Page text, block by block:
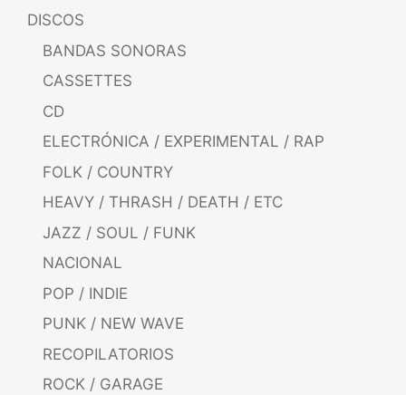
DISCOS
BANDAS SONORAS
CASSETTES
CD
ELECTRÓNICA / EXPERIMENTAL / RAP
FOLK / COUNTRY
HEAVY / THRASH / DEATH / ETC
JAZZ / SOUL / FUNK
NACIONAL
POP / INDIE
PUNK / NEW WAVE
RECOPILATORIOS
ROCK / GARAGE